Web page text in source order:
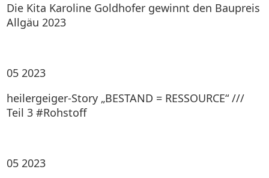
Die Kita Karoline Goldhofer gewinnt den Baupreis
Allgäu 2023
05 2023
heilergeiger-Story „BESTAND = RESSOURCE“ ///
Teil 3 #Rohstoff
05 2023